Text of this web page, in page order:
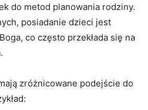
do metod planowania rodziny.
posiadanie⁤ dzieci jest
co często przekłada się⁣ na
.
zróżnicowane podejście⁤ do